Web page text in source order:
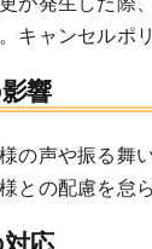
キャンセルポ
響
の声や振る舞
との配慮を怠